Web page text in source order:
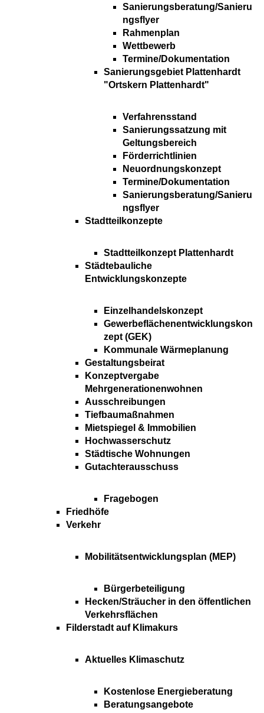
Sanierungsberatung/Sanieru
ngsflyer
Rahmenplan
Wettbewerb
Termine/Dokumentation
Sanierungsgebiet Plattenhardt
"Ortskern Plattenhardt"
Verfahrensstand
Sanierungssatzung mit
Geltungsbereich
Förderrichtlinien
Neuordnungskonzept
Termine/Dokumentation
Sanierungsberatung/Sanieru
ngsflyer
Stadtteilkonzepte
Stadtteilkonzept Plattenhardt
Städtebauliche
Entwicklungskonzepte
Einzelhandelskonzept
Gewerbeflächenentwicklungskon
zept (GEK)
Kommunale Wärmeplanung
Gestaltungsbeirat
Konzeptvergabe
Mehrgenerationenwohnen
Ausschreibungen
Tiefbaumaßnahmen
Mietspiegel & Immobilien
Hochwasserschutz
Städtische Wohnungen
Gutachterausschuss
Fragebogen
Friedhöfe
Verkehr
Mobilitätsentwicklungsplan (MEP)
Bürgerbeteiligung
Hecken/Sträucher in den öffentlichen
Verkehrsflächen
Filderstadt auf Klimakurs
Aktuelles Klimaschutz
Kostenlose Energieberatung
Beratungsangebote